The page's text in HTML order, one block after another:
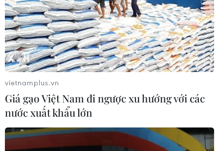
16/09/2021 22:00
Bộ trưởng Thương mại Trung Quốc Vương Văn Đào đã
gửi đơn xin gia nhập Hiệp định Đối tác toàn diện và
tiến bộ xuyên Thái Bình Dương (CPTPP) tới Bộ trưởng
Thương mại New Zealand Damien O'Connor.
vietnamplus.vn
Giá gạo Việt Nam đi ngược xu hướng với các
nước xuất khẩu lớn